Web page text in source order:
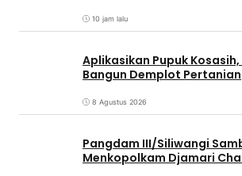
10 jam lalu
Aplikasikan Pupuk
Bangun Demplot Pertanian
8 Agustus 2026
Pangdam III/Siliwangi
Menkopolkam Djamari